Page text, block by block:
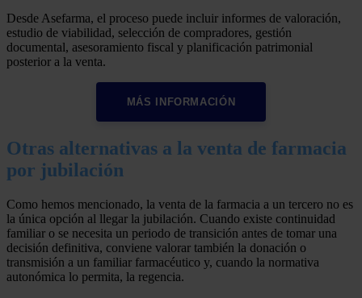
Desde Asefarma, el proceso puede incluir informes de valoración,
estudio de viabilidad, selección de compradores, gestión
documental, asesoramiento fiscal y planificación patrimonial
posterior a la venta.
MÁS INFORMACIÓN
Otras alternativas a la venta de farmacia
por jubilación
Como hemos mencionado, la venta de la farmacia a un tercero no es
la única opción al llegar la jubilación. Cuando existe continuidad
familiar o se necesita un periodo de transición antes de tomar una
decisión definitiva, conviene valorar también la donación o
transmisión a un familiar farmacéutico y, cuando la normativa
autonómica lo permita, la regencia.